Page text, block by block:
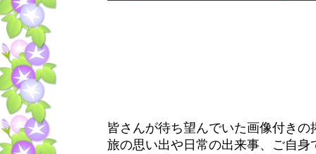
皆さんが待ち望んでいた画像付き
旅の思い出や日常の出来事、ご自